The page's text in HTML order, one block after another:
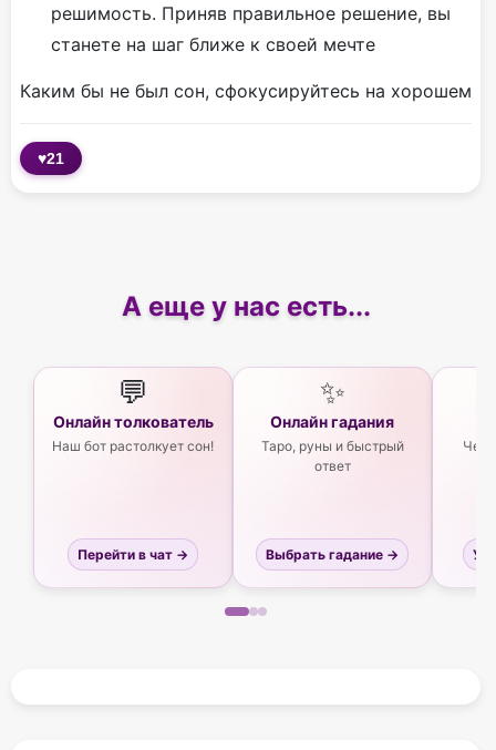
решимость. Приняв правильное решение, вы
станете на шаг ближе к своей мечте
Каким бы не был сон, сфокусируйтесь на хорошем
♥21
А еще у нас есть...
💬
Онлайн толкователь
Наш бот растолкует сон!
Перейти в чат →
✨
Онлайн гадания
Таро, руны и быстрый
ответ
Выбрать гадание →